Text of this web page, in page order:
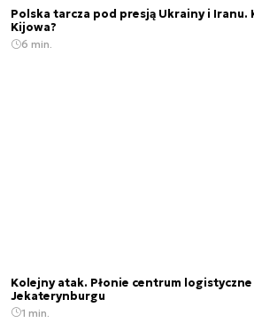
Polska tarcza pod presją Ukrainy i
Kijowa?
6 min.
Kolejny atak. Płonie centrum
Jekaterynburgu
1 min.